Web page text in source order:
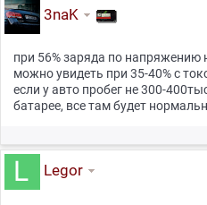
3naK
при 56% заряда по напряжению
можно увидеть при 35-40% с
если у авто пробег не 300-
батарее, все там будет
Legor